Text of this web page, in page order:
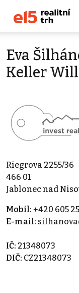
Eva
Keller
Riegrova 2255/36
466 01
Jablonec nad
Mobil: +420 605
E-mail:
IČ: 21348073
DIČ: CZ21348073